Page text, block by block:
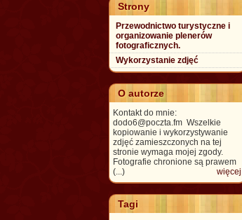
Strony
Przewodnictwo turystyczne i
organizowanie plenerów
fotograficznych.
Wykorzystanie zdjęć
O autorze
Kontakt do mnie:
dodo6@poczta.fm Wszelkie
kopiowanie i wykorzystywanie
zdjęć zamieszczonych na tej
stronie wymaga mojej zgody.
Fotografie chronione są prawem
(...)
więcej
Tagi